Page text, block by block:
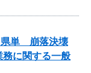
県単 崩落決壊
に関する一般